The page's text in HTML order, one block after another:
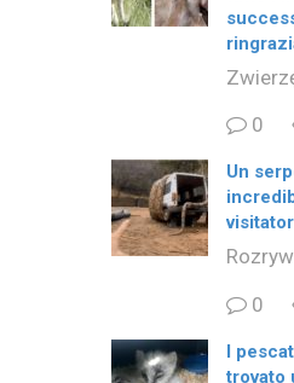
0
Un
0
I
trovato